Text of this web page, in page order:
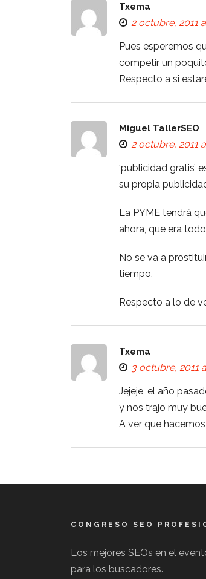
Txema
2 octubre, 2011
Pues esperemos
competir un
Respecto a si
Miguel TallerSEO
2 octubre, 2011
‘publicidad gratis’
su propia
La PYME tendrá
ahora, que era
No se va a
tiempo.
Respecto a lo de
Txema
3 octubre, 2011
Jejeje, el año
y nos trajo muy
A ver que
CONGRESO SEO
Los mejores SEOs en el
para los buscadores.